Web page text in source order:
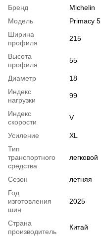
Бренд
Michelin
Модель
Primacy 5
Ширина
профиля
215
Высота
профиля
55
Диаметр
18
Индекс
нагрузки
99
Индекс
скорости
V
Усиление
XL
Тип
транспортного
средства
легковой
Сезон
летняя
Год
изготовления
шин
2025
Страна
производитель
Китай